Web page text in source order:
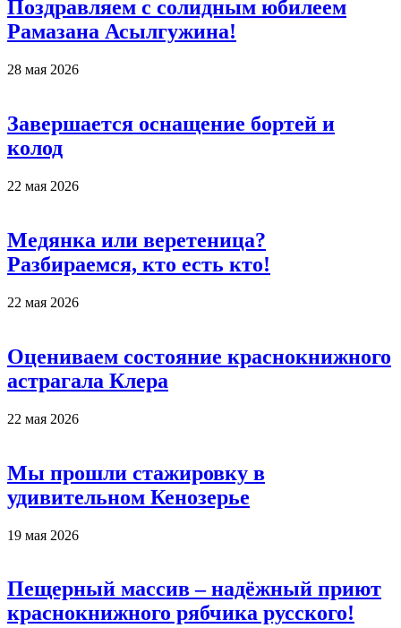
Поздравляем с солидным юбилеем
Рамазана Асылгужина!
28 мая 2026
Завершается оснащение бортей и
колод
22 мая 2026
Медянка или веретеница?
Разбираемся, кто есть кто!
22 мая 2026
Оцениваем состояние краснокнижного
астрагала Клера
22 мая 2026
Мы прошли стажировку в
удивительном Кенозерье
19 мая 2026
Пещерный массив – надёжный приют
краснокнижного рябчика русского!